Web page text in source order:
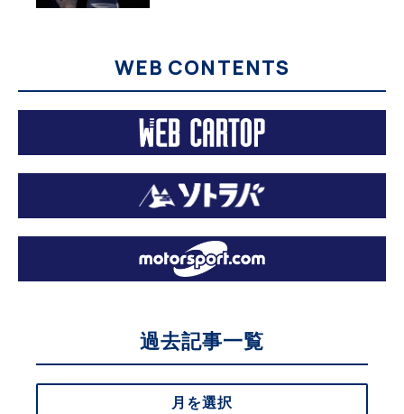
WEB CONTENTS
過去記事一覧
月を選択